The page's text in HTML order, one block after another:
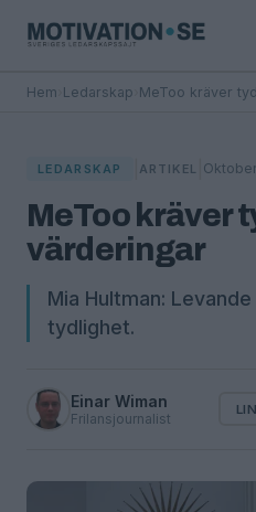
Hem Ledarskap MeToo kräver
LEDARSKAP ARTIKEL
MeToo kräver
värderingar
Mia Hultman:
tydlighet.
Einar Wiman
Frilansjournalist